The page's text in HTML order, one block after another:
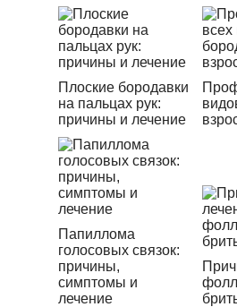
Плоские бородавки
на пальцах рук:
причины и лечение
Папиллома
голосовых связок:
причины,
симптомы и
лечение